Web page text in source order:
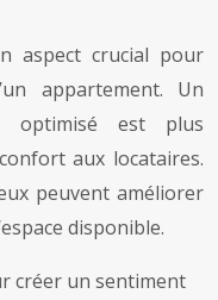
aspect crucial pour
appartement. Un
optimisé est plus
aux locataires.
peuvent améliorer
disponible.
créer un sentiment